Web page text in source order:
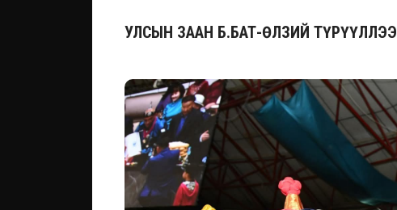
УЛСЫН ЗААН Б.БАТ-ӨЛЗИЙ ТҮРҮҮЛЛЭЭ